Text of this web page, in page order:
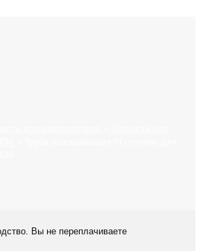
Вы не переплачиваете